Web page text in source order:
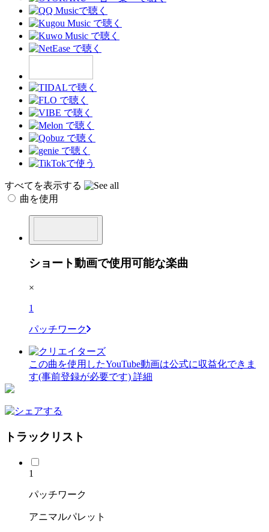
すべてを表示する
曲を使用
ショート動画で使用可能な楽曲
×
1
パッチワーク
この曲を使用したYouTube動画は公式に収益化できま
す(事前登録が必要です) 詳細
トラックリスト
1
パッチワーク
アニマルパレット